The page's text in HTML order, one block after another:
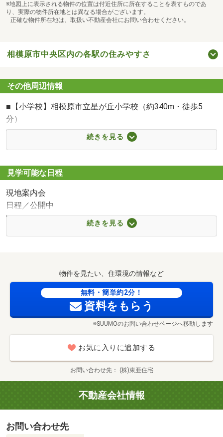
※地図上に表示される物件の位置は付近住所に所在することを表すものであ
り、実際の物件所在地とは異なる場合がございます。
正確な物件所在地は、取扱い不動産会社にお問い合わせください。
相模原市中央区内の各駅の住みやすさ
その他周辺情報
■【小学校】相模原市立星が丘小学校（約340m・徒歩5
分）
■【中学校】相模原市立上溝中学校（約341m・徒歩5分）
■【ショッピングセンター】ファッションセンターしまむ
■【ショッピングセンター】ワークマンプラス相模原上溝
店（約964m・徒歩13分）
■【スーパー】業務スーパー相模原店（約150m・徒歩2
分）
■【スーパー】ダイエー上溝店（約594m・徒歩8分）
■【スーパー】オーケー相模原店（約1166m・徒歩15分）
■【コンビニ】ニューデイズ上溝（約474m・徒歩6分）
■【コンビニ】セブンイレブン相模原陽光台2丁目店（約
799m・徒歩10分）
■【ドラッグストア】ウエルシア相模原星ヶ丘店（約
42m・徒歩1分）
■【高校・高専】私立自然学園高校相模原キャンパス（約
■【高校・高専】神奈川県立上溝高校（約1278m・徒歩16
続きを見る
見学可能な日程
現地案内会
日程／公開中
時間／9:00～18:00
※不在にしている事も有りますので事前にご予約を頂けま
◆ご相談、ご見学の所要時間：約30分～
○●○住宅ローン無料相談会キャンペーン 実施中○●○
住宅ローンアドバイザーによる、最適な提携銀行の
ご紹介、無理のない資金計画のご提案、変動金利・
・変動金利？固定金利？
・無理のない返済計画を立てたい！
・自分はいくら借り入れができるのか？
○●○こんなお悩みありませんか？○●○
続きを見る
物件を見たい、住環境の情報など
無料・簡単約2分！
資料をもらう
※SUUMOのお問い合わせページへ移動します
お気に入りに追加する
お問い合わせ先 (株)東亜住宅
不動産会社情報
お問い合わせ先